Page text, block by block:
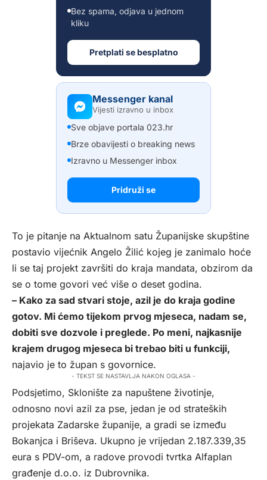
Bez spama, odjava u jednom
kliku
Pretplati se besplatno
Messenger kanal
Vijesti izravno u inbox
Sve objave portala 023.hr
Brze obavijesti o breaking news
Izravno u Messenger inbox
Pridruži se
To je pitanje na Aktualnom satu Županijske skupštine
postavio vijećnik Angelo Žilić kojeg je zanimalo hoće
li se taj projekt završiti do kraja mandata, obzirom da
se o tome govori već više o deset godina.
– Kako za sad stvari stoje, azil je do kraja godine
gotov. Mi ćemo tijekom prvog mjeseca, nadam se,
dobiti sve dozvole i preglede. Po meni, najkasnije
krajem drugog mjeseca bi trebao biti u funkciji,
najavio je to župan s govornice.
- TEKST SE NASTAVLJA NAKON OGLASA -
Podsjetimo, Sklonište za napuštene životinje,
odnosno novi azil za pse, jedan je od strateških
projekata Zadarske županije, a gradi se između
Bokanjca i Briševa. Ukupno je vrijedan 2.187.339,35
eura s PDV-om, a radove provodi tvrtka Alfaplan
građenje d.o.o. iz Dubrovnika.